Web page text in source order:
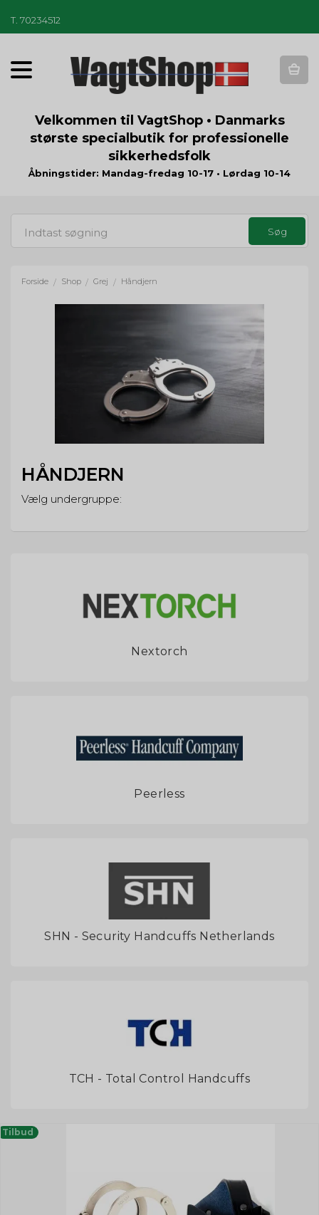
T 70234512
T
o
g
a
t
o
Velkommen til VagtShop • Danmarks
største specialbutik for professionelle
sikkerhedsfolk
Åbningstider: Mandag-fredag 10-17 • Lørdag 10-14
Forside / Shop / Grej / Håndjern
HÅNDJERN
Vælg undergruppe:
Nextorch
Peerless
SHN - Security Handcuffs Netherlands
TCH - Total Control Handcuffs
Tilbud